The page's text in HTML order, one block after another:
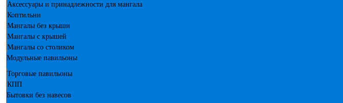
Аксессуары и принадлежности для мангала
Коптильни
Мангалы без крыши
Мангалы с крышей
Мангалы со столиком
Модульные павильоны
Торговые павильоны
КПП
Бытовки без навесов